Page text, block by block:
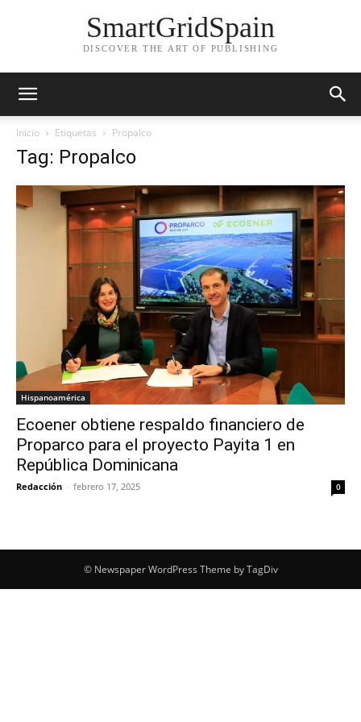
SmartGridSpain
DISCOVER THE ART OF PUBLISHING
Inicio Etiquetas Propalco
Tag: Propalco
Hispanoamérica
Ecoener obtiene respaldo financiero de
Proparco para el proyecto Payita 1 en
República Dominicana
Redacción - febrero 17, 2025 0
© Newspaper WordPress Theme by TagDiv